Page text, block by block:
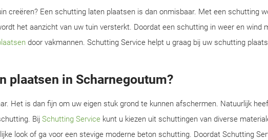
creëren? Een schutting laten plaatsen is dan onmisbaar. Met een schutting
het aanzicht van uw tuin versterkt. Doordat een schutting in weer en wind
door vakmannen. Schutting Service helpt u graag bij uw schutting
plaatsen in Scharnegoutum?
Het is dan fijn om uw eigen stuk grond te kunnen afschermen. Natuurlijk
Bij Schutting Service kunt u kiezen uit schuttingen van diverse
look of ga voor een stevige moderne beton schutting. Doordat Schutting